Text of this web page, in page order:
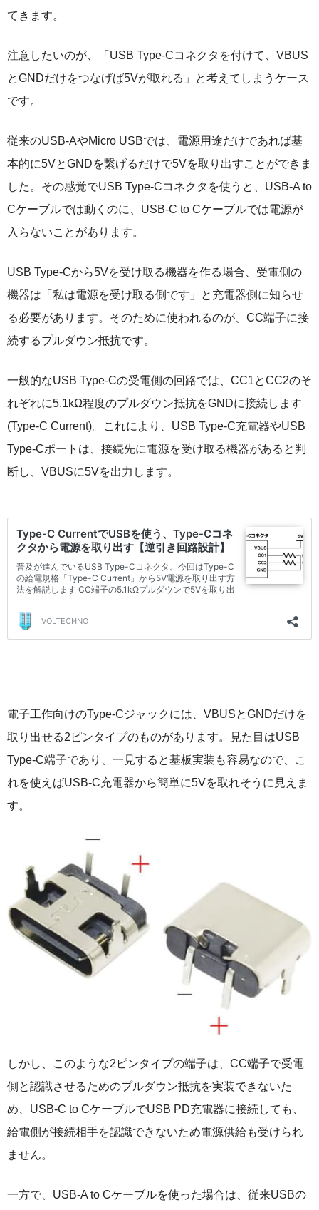
てきます。
注意したいのが、「USB Type-Cコネクタを付けて、VBUS
とGNDだけをつなげば5Vが取れる」と考えてしまうケース
です。
従来のUSB-AやMicro USBでは、電源用途だけであれば基
本的に5VとGNDを繋げるだけで5Vを取り出すことができま
した。その感覚でUSB Type-Cコネクタを使うと、USB-A to
Cケーブルでは動くのに、USB-C to Cケーブルでは電源が
入らないことがあります。
USB Type-Cから5Vを受け取る機器を作る場合、受電側の
機器は「私は電源を受け取る側です」と充電器側に知らせ
る必要があります。そのために使われるのが、CC端子に接
続するプルダウン抵抗です。
一般的なUSB Type-Cの受電側の回路では、CC1とCC2のそ
れぞれに5.1kΩ程度のプルダウン抵抗をGNDに接続します
(Type-C Current)。これにより、USB Type-C充電器やUSB
Type-Cポートは、接続先に電源を受け取る機器があると判
断し、VBUSに5Vを出力します。
電子工作向けのType-Cジャックには、VBUSとGNDだけを
取り出せる2ピンタイプのものがあります。見た目はUSB
Type-C端子であり、一見すると基板実装も容易なので、こ
れを使えばUSB-C充電器から簡単に5Vを取れそうに見えま
す。
しかし、このような2ピンタイプの端子は、CC端子で受電
側と認識させるためのプルダウン抵抗を実装できないた
め、USB-C to CケーブルでUSB PD充電器に接続しても、
給電側が接続相手を認識できないため電源供給も受けられ
ません。
一方で、USB-A to Cケーブルを使った場合は、従来USBの